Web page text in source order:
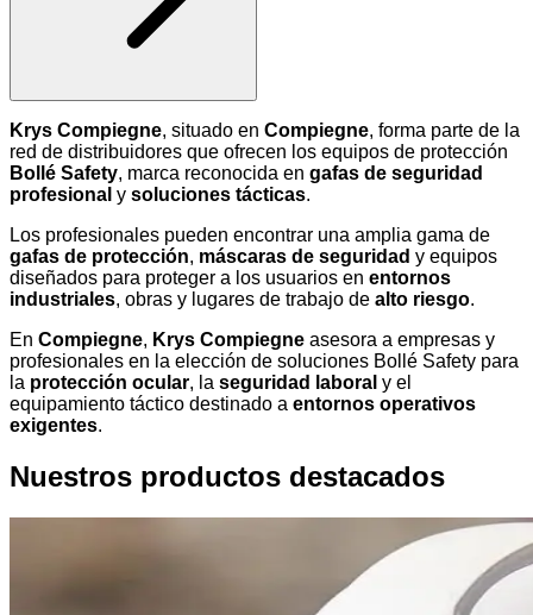
Krys Compiegne, situado en Compiegne, forma parte de la
red de distribuidores que ofrecen los equipos de protección
Bollé Safety, marca reconocida en gafas de seguridad
profesional y soluciones tácticas.
Los profesionales pueden encontrar una amplia gama de
gafas de protección, máscaras de seguridad y equipos
diseñados para proteger a los usuarios en entornos
industriales, obras y lugares de trabajo de alto riesgo.
En Compiegne, Krys Compiegne asesora a empresas y
profesionales en la elección de soluciones Bollé Safety para
la protección ocular, la seguridad laboral y el
equipamiento táctico destinado a entornos operativos
exigentes.
Nuestros productos destacados